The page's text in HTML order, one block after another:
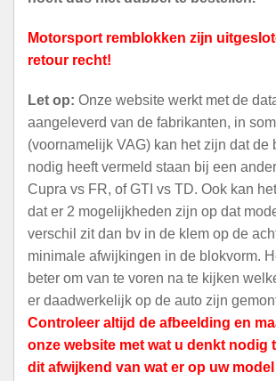
Motorsport remblokken zijn
retour recht!
Let op: Onze website werkt met de
aangeleverd van de fabrikanten, in
(voornamelijk VAG) kan het zijn dat de
nodig heeft vermeld staan bij een
Cupra vs FR, of GTI vs TD. Ook kan
dat er 2 mogelijkheden zijn op dat
verschil zit dan bv in de klem op de
minimale afwijkingen in de blokvorm.
beter om van te voren na te kijken
er daadwerkelijk op de auto zijn
Controleer altijd de afbeelding en
onze website met wat u denkt nodig
dit afwijkend van wat er op uw